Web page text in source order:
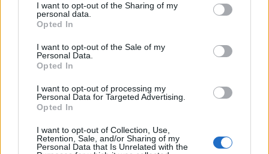
not limited to your visit or usage behaviour. You may click to
grant or deny consent to Google and its third-party tags to
use your data for below specified purposes in below Google
consent section.
I want to opt-out of the Sharing of my
personal data.
Opted In
I want to opt-out of the Sale of my
Personal Data.
Opted In
I want to opt-out of processing my
Personal Data for Targeted Advertising.
Opted In
I want to opt-out of Collection, Use,
Retention, Sale, and/or Sharing of my
Personal Data that Is Unrelated with the
Μήλος: Οι «γκρίζες ζώνες»
του νόμου για την
προσγείωση του
σήμερα με ανέμους
μποφόρ και